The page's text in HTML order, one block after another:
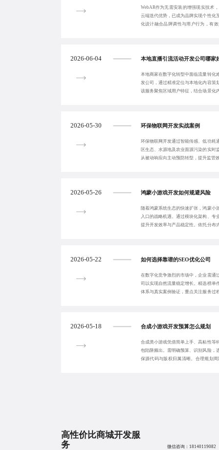
WebAR作为无需安装的增强现实技术
云端迭代优势，已成为品牌实现个性化
化设计融合品牌调性与用户行为，有
2026-06-04 本地直播引流活动开发公司哪家
本地商家在数字化转型中面临流量转化
发公司，通过精准定位与本地化内容策
该服务聚焦区域用户特征，结合场景化
2026-05-30 环保物联网开发实战案例
环保物联网开发通过智能传感、低功耗
区生态、水源地及农业面源污染的实时
从被动响应向主动预防转型，提升监管
2026-05-26 鸿蒙小游戏开发如何规避风险
随着鸿蒙系统生态的快速扩张，鸿蒙小
入口的战略机遇。通过模块化架构、专
提升开发效率与产品稳定性。依托分布
2026-05-22 如何选择靠谱的SEO优化公司
在数字化竞争激烈的市场中，企业需通
司以实现自然流量稳定增长。精选榜单
体系与真实案例验证，重点关注服务过
2026-05-18 合成小游戏开发预算怎么规划
合成类小游戏凭借简单上手、高粘性等
包陷阱频出。需明确预算、识别风险，
保源代码与版权归属清晰。合理规划
高性价比商城开发服
务
微信咨询： 18140119082